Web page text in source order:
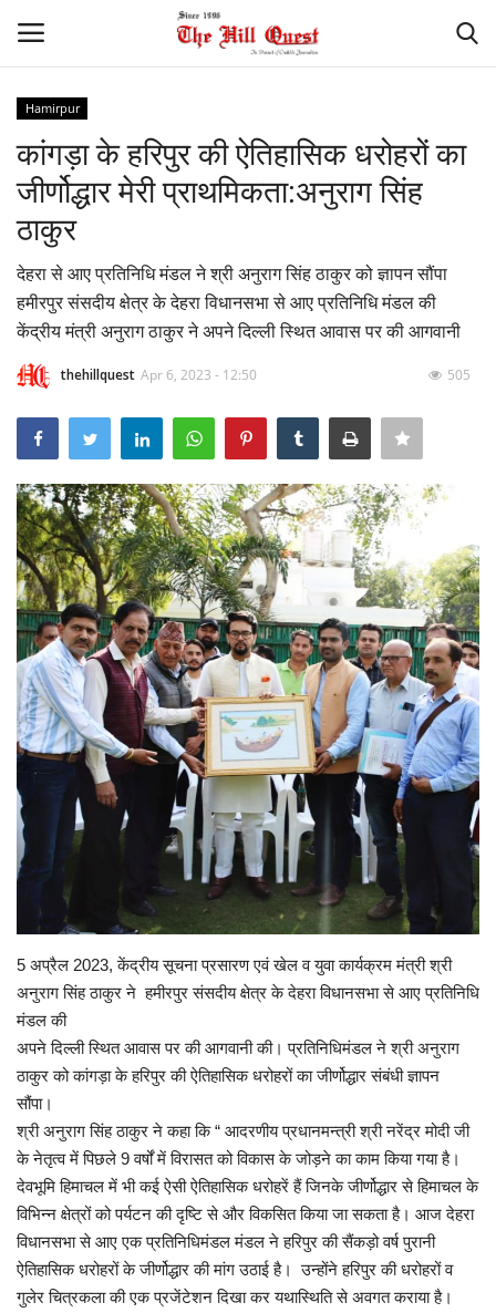
Home
Contact
National
Himachal
Sports
Gallery
Enquiry
Hamirpur
कांगड़ा के हरिपुर की ऐतिहासिक धरोहरों का
जीर्णोद्धार मेरी प्राथमिकता:अनुराग सिंह
ठाकुर
देहरा से आए प्रतिनिधि मंडल ने श्री अनुराग सिंह ठाकुर को ज्ञापन सौंपा
हमीरपुर संसदीय क्षेत्र के देहरा विधानसभा से आए प्रतिनिधि मंडल की
केंद्रीय मंत्री अनुराग ठाकुर ने अपने दिल्ली स्थित आवास पर की आगवानी
thehillquest Apr 6, 2023 - 12:50 505
5 अप्रैल 2023, केंद्रीय सूचना प्रसारण एवं खेल व युवा कार्यक्रम मंत्री श्री
अनुराग सिंह ठाकुर ने हमीरपुर संसदीय क्षेत्र के देहरा विधानसभा से आए प्रतिनिधि
मंडल की
अपने दिल्ली स्थित आवास पर की आगवानी की। प्रतिनिधिमंडल ने श्री अनुराग
ठाकुर को कांगड़ा के हरिपुर की ऐतिहासिक धरोहरों का जीर्णोद्धार संबंधी ज्ञापन
सौंपा।
श्री अनुराग सिंह ठाकुर ने कहा कि “ आदरणीय प्रधानमन्त्री श्री नरेंद्र मोदी जी
के नेतृत्व में पिछले 9 वर्षों में विरासत को विकास के जोड़ने का काम किया गया है।
देवभूमि हिमाचल में भी कई ऐसी ऐतिहासिक धरोहरें हैं जिनके जीर्णोद्धार से हिमाचल के
विभिन्न क्षेत्रों को पर्यटन की दृष्टि से और विकसित किया जा सकता है। आज देहरा
विधानसभा से आए एक प्रतिनिधिमंडल मंडल ने हरिपुर की सैंकड़ो वर्ष पुरानी
ऐतिहासिक धरोहरों के जीर्णोद्धार की मांग उठाई है। उन्होंने हरिपुर की धरोहरों व
गुलेर चित्रकला की एक प्रजेंटेशन दिखा कर यथास्थिति से अवगत कराया है।